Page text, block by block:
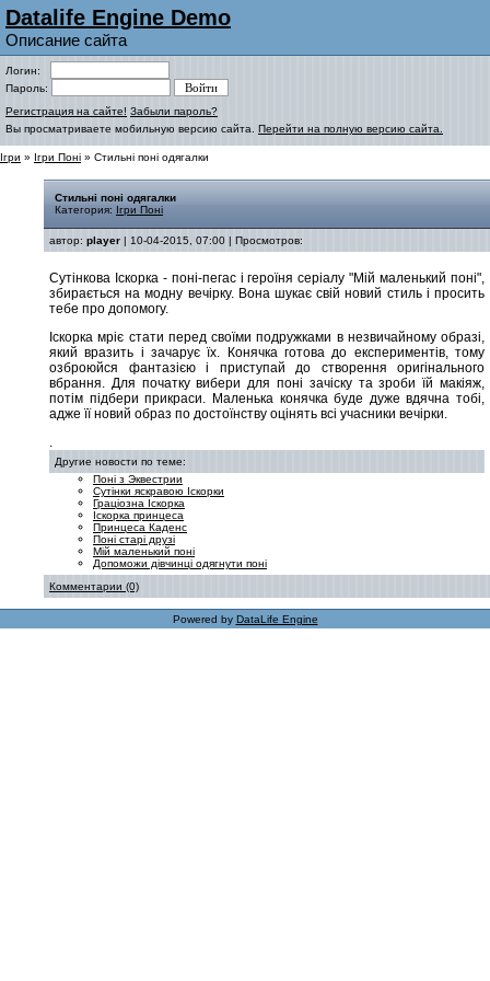
Datalife Engine Demo
Описание сайта
Логин:
Пароль:
Регистрация на сайте! Забыли пароль?
Вы просматриваете мобильную версию сайта. Перейти на полную версию сайта.
Ігри » Ігри Поні » Стильні поні одягалки
Стильні поні одягалки
Категория: Ігри Поні
автор: player | 10-04-2015, 07:00 | Просмотров:
Сутінкова Іскорка - поні-пегас і героїня серіалу "Мій маленький поні",
збирається на модну вечірку. Вона шукає свій новий стиль і просить
тебе про допомогу.
Іскорка мріє стати перед своїми подружками в незвичайному образі,
який вразить і зачарує їх. Конячка готова до експериментів, тому
озброюйся фантазією і приступай до створення оригінального
вбрання. Для початку вибери для поні зачіску та зроби їй макіяж,
потім підбери прикраси. Маленька конячка буде дуже вдячна тобі,
адже її новий образ по достоїнству оцінять всі учасники вечірки.
.
Другие новости по теме:
Поні з Эквестрии
Сутінки яскравою Іскорки
Граціозна Іскорка
Іскорка принцеса
Принцеса Каденс
Поні старі друзі
Мій маленький поні
Допоможи дівчинці одягнути поні
Комментарии (0)
Powered by DataLife Engine